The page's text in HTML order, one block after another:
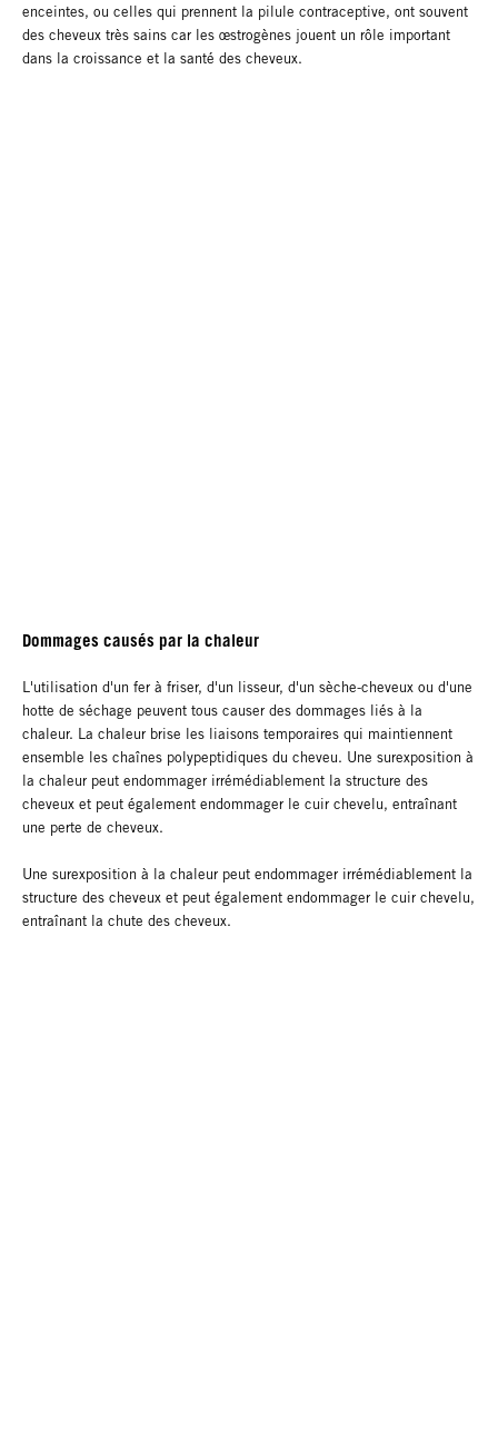
enceintes, ou celles qui prennent la pilule contraceptive, ont souvent
des cheveux très sains car les œstrogènes jouent un rôle important
dans la croissance et la santé des cheveux.
Dommages causés par la chaleur
L'utilisation d'un fer à friser, d'un lisseur, d'un sèche-cheveux ou d'une
hotte de séchage peuvent tous causer des dommages liés à la
chaleur. La chaleur brise les liaisons temporaires qui maintiennent
ensemble les chaînes polypeptidiques du cheveu. Une surexposition à
la chaleur peut endommager irrémédiablement la structure des
cheveux et peut également endommager le cuir chevelu, entraînant
une perte de cheveux.
Une surexposition à la chaleur peut endommager irrémédiablement la
structure des cheveux et peut également endommager le cuir chevelu,
entraînant la chute des cheveux.